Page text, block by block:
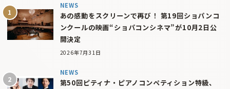
NEWS
あの感動をスクリーンで再び！ 第19回ショパンコ
ンクールの映画“ショパコンシネマ”が10月2日公
開決定
2026年7月31日
NEWS
第50回ピティナ・ピアノコンペティション特級、